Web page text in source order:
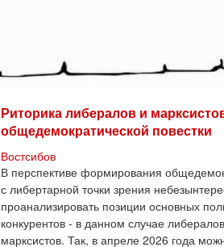
Риторика либералов и
общедемократической повестки
Востсибов
В перспективе формирования
с либертарной точки зрения
проанализировать позиции основных
конкурентов - в данном случае
марксистов. Так, в апреле 2026 года